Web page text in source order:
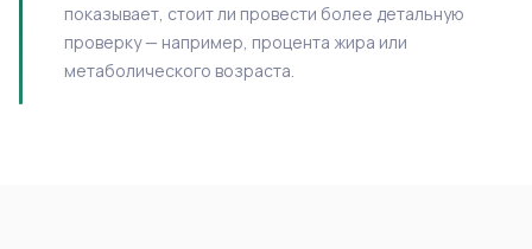
показывает, стоит ли провести более детальную
проверку — например, процента жира или
метаболического возраста.